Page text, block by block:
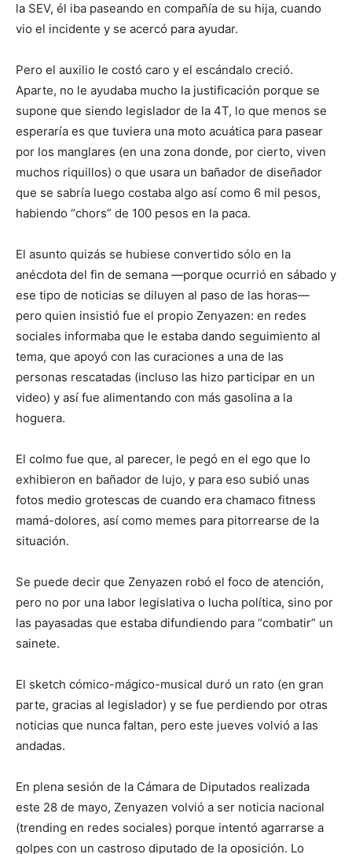
la SEV, él iba paseando en compañía de su hija, cuando
vio el incidente y se acercó para ayudar.
Pero el auxilio le costó caro y el escándalo creció.
Aparte, no le ayudaba mucho la justificación porque se
supone que siendo legislador de la 4T, lo que menos se
esperaría es que tuviera una moto acuática para pasear
por los manglares (en una zona donde, por cierto, viven
muchos riquillos) o que usara un bañador de diseñador
que se sabría luego costaba algo así como 6 mil pesos,
habiendo “chors” de 100 pesos en la paca.
El asunto quizás se hubiese convertido sólo en la
anécdota del fin de semana —porque ocurrió en sábado y
ese tipo de noticias se diluyen al paso de las horas—
pero quien insistió fue el propio Zenyazen: en redes
sociales informaba que le estaba dando seguimiento al
tema, que apoyó con las curaciones a una de las
personas rescatadas (incluso las hizo participar en un
video) y así fue alimentando con más gasolina a la
hoguera.
El colmo fue que, al parecer, le pegó en el ego que lo
exhibieron en bañador de lujo, y para eso subió unas
fotos medio grotescas de cuando era chamaco fitness
mamá-dolores, así como memes para pitorrearse de la
situación.
Se puede decir que Zenyazen robó el foco de atención,
pero no por una labor legislativa o lucha política, sino por
las payasadas que estaba difundiendo para “combatir” un
sainete.
El sketch cómico-mágico-musical duró un rato (en gran
parte, gracias al legislador) y se fue perdiendo por otras
noticias que nunca faltan, pero este jueves volvió a las
andadas.
En plena sesión de la Cámara de Diputados realizada
este 28 de mayo, Zenyazen volvió a ser noticia nacional
(trending en redes sociales) porque intentó agarrarse a
golpes con un castroso diputado de la oposición. Lo